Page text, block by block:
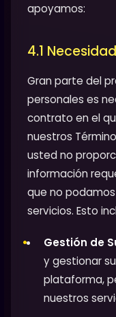
apoyamos:
4.1
Gran parte del
personales es
contrato en el
nuestros
usted no
información
que no
servicios. Esto
Gestión de
y gestionar
plataforma,
nuestros